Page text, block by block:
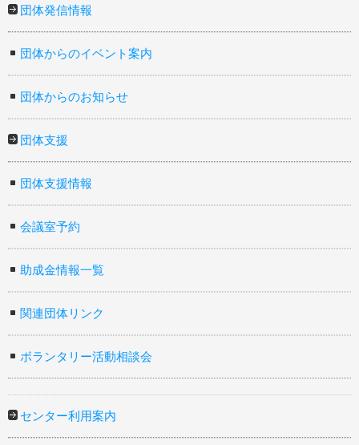
団体発信情報
団体からのイベント案内
団体からのお知らせ
団体支援
団体支援情報
会議室予約
助成金情報一覧
関連団体リンク
ボランタリー活動相談会
センター利用案内